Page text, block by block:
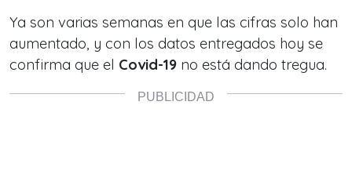
Ya son varias semanas en que las cifras solo han
aumentado, y con los datos entregados hoy se
confirma que el Covid-19 no está dando tregua.